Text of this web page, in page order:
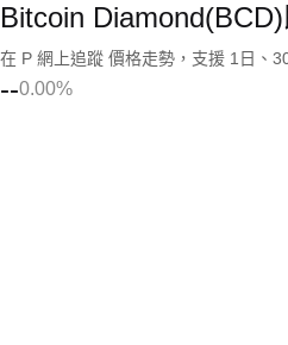
Bitcoin
在 P 網上追蹤 價格走勢，支援 1日、
--0.00%